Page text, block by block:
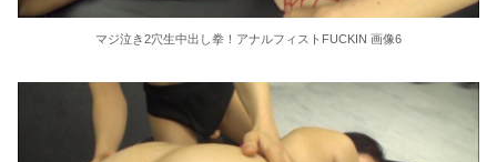
Powered by livedoor 相互RSS
マジ泣き2穴生中出し拳！アナルフィストFUCKIN 画像6